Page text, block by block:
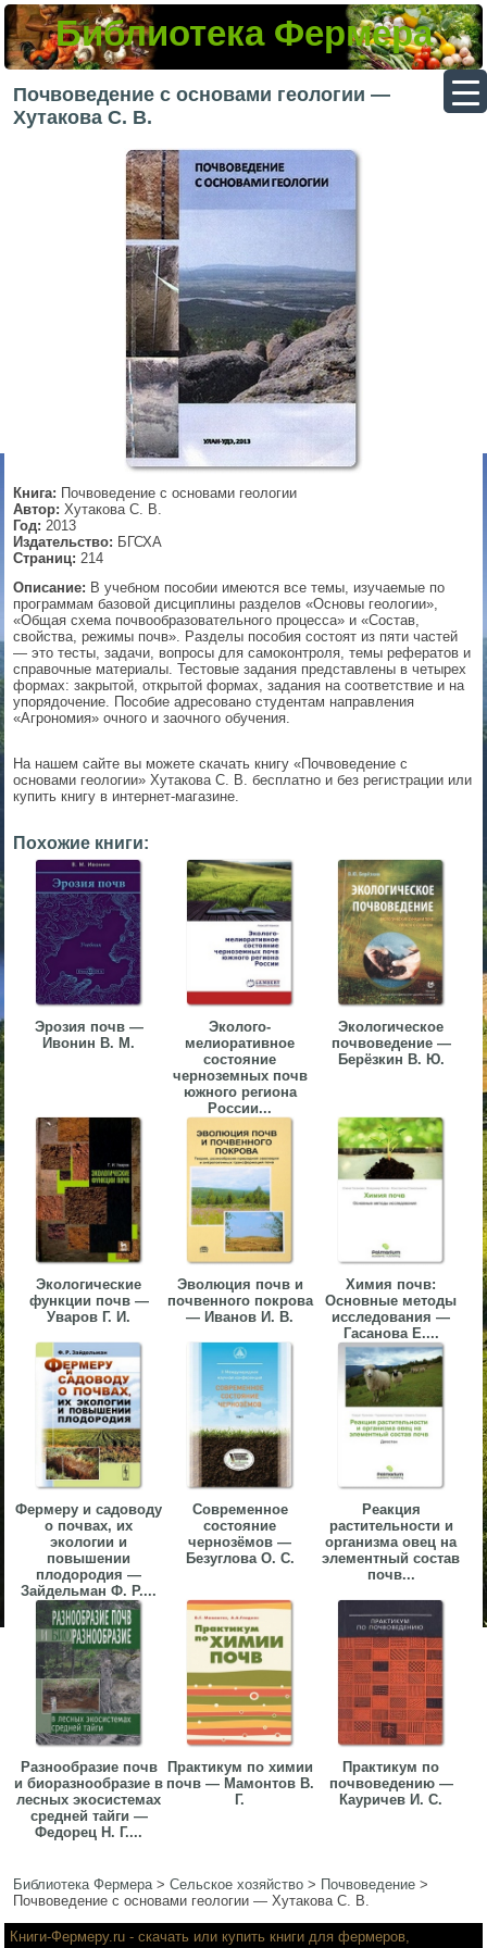
Библиотека Фермера
Почвоведение с основами геологии —
Хутакова С. В.
Книга: Почвоведение с основами геологии
Автор: Хутакова С. В.
Год: 2013
Издательство: БГСХА
Страниц: 214
Описание: В учебном пособии имеются все темы, изучаемые по
программам базовой дисциплины разделов «Основы геологии»,
«Общая схема почвообразовательного процесса» и «Состав,
свойства, режимы почв». Разделы пособия состоят из пяти частей
— это тесты, задачи, вопросы для самоконтроля, темы рефератов и
справочные материалы. Тестовые задания представлены в четырех
формах: закрытой, открытой формах, задания на соответствие и на
упорядочение. Пособие адресовано студентам направления
«Агрономия» очного и заочного обучения.
На нашем сайте вы можете скачать книгу «Почвоведение с
основами геологии» Хутакова С. В. бесплатно и без регистрации или
купить книгу в интернет-магазине.
Похожие книги:
Эрозия почв —
Ивонин В. М.
Эколого-
мелиоративное
состояние
черноземных почв
южного региона
России...
Экологическое
почвоведение —
Берёзкин В. Ю.
Экологические
функции почв —
Уваров Г. И.
Эволюция почв и
почвенного покрова
— Иванов И. В.
Химия почв:
Основные методы
исследования —
Гасанова Е....
Фермеру и садоводу
о почвах, их
экологии и
повышении
плодородия —
Зайдельман Ф. Р....
Современное
состояние
чернозёмов —
Безуглова О. С.
Реакция
растительности и
организма овец на
элементный состав
почв...
Разнообразие почв
и биоразнообразие в
лесных экосистемах
средней тайги —
Федорец Н. Г....
Практикум по химии
почв — Мамонтов В.
Г.
Практикум по
почвоведению —
Кауричев И. С.
Библиотека Фермера>Сельское хозяйство > Почвоведение >
Почвоведение с основами геологии — Хутакова С. В.
▼
▼
▼
▼
▼
▼
▼
▼
Книги-Фермеру.ru - скачать или купить книги для фермеров,